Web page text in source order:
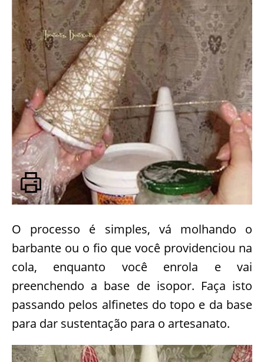
O processo é simples, vá molhando o
barbante ou o fio que você providenciou na
cola, enquanto você enrola e vai
preenchendo a base de isopor. Faça isto
passando pelos alfinetes do topo e da base
para dar sustentação para o artesanato.